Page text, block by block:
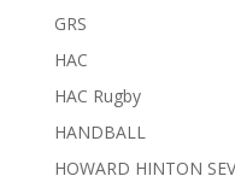
GRS
HAC
HAC Rugby
HANDBALL
HOWARD HINTON